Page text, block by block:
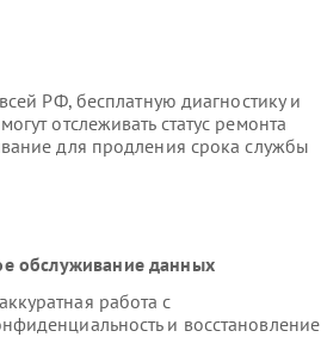
РФ, бесплатную диагностику и
отслеживать статус ремонта
для продления срока службы
обслуживание данных
работа с
и восстановление